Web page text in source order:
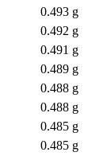
0.493 g
0.492 g
0.491 g
0.489 g
0.488 g
0.488 g
0.485 g
0.485 g